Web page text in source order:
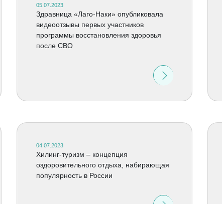
05.07.2023
Здравница «Лаго-Наки» опубликовала
видеоотзывы первых участников
программы восстановления здоровья
после СВО
04.07.2023
Хилинг-туризм – концепция
оздоровительного отдыха, набирающая
популярность в России